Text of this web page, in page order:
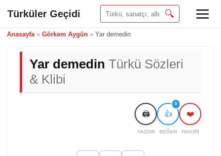
Türküler Geçidi 🔍
Anasayfa» Görkem Aygün » Yar demedin
Yar demedin Türkü Sözleri
& Klibi
🖨️
YAZDIR
👍
0
BEĞEN
❤️
FAVORI